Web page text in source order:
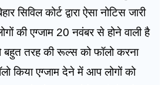
सिविल कोर्ट द्वारा ऐसा नोटिस जारी
की एग्जाम 20 नवंबर से होने वाली है
बहुत तरह की रूल्स को फॉलो करना
किया एग्जाम देने में आप लोगों को